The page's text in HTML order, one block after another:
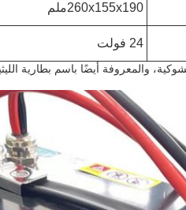
260x155x190ملم
24 فولت
والمعروفة أيضًا باسم بطارية